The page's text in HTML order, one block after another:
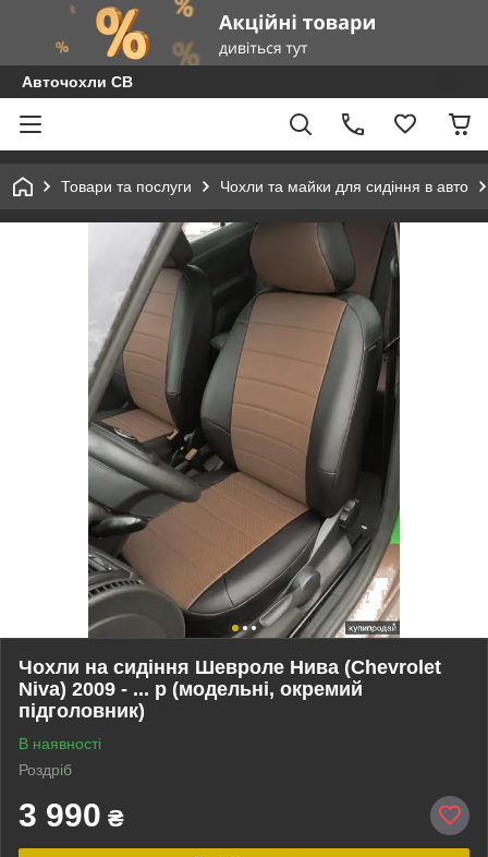
Авточохли СВ
Товари та послуги Чохли та майки для сидіння в авто
Чохли на сидіння Шевроле Нива (Chevrolet
Niva) 2009 - ... р (модельні, окремий
підголовник)
В наявності
Роздріб
3 990 ₴